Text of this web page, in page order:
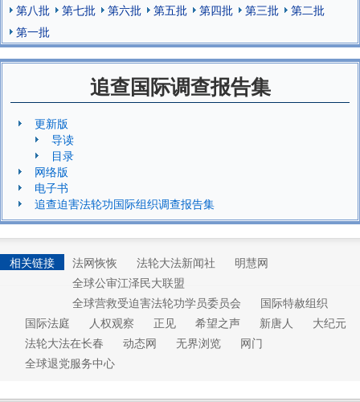
第八批
第七批 第六批 第五批 第四批 第三批
第二批
第一批
追查国际调查报告集
更新版
导读
目录
网络版
电子书
追查迫害法轮功国际组织调查报告集
相关链接 法网恢恢 法轮大法新闻社
明慧网
全球公审江泽民大联盟
全球营救受迫害法轮功学员委员会
国际特赦组织
国际法庭
人权观察 正见 希望之声 新唐人
大纪元
法轮大法在长春
动态网 无界浏览
网门
全球退党服务中心